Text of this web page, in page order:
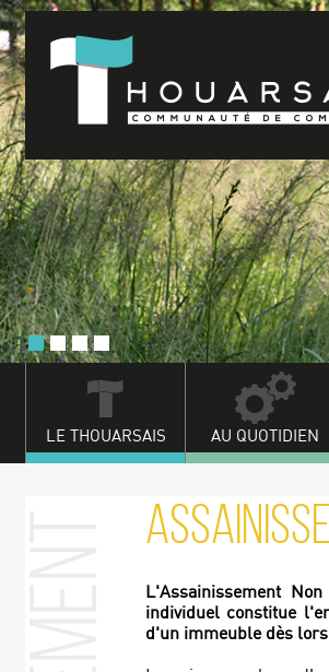
LE THOUARSAIS AU QUOTIDIEN
L'Assainissement
individuel constitue
d'un immeuble dès